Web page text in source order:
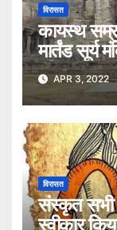
विरासत
कायस्थ
मार्तंड सूर्य
की गुफा
APR 3, 2022
विरासत
संस्कृत सभी
स्वीकार